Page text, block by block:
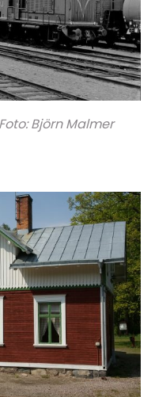
Björn Malmer